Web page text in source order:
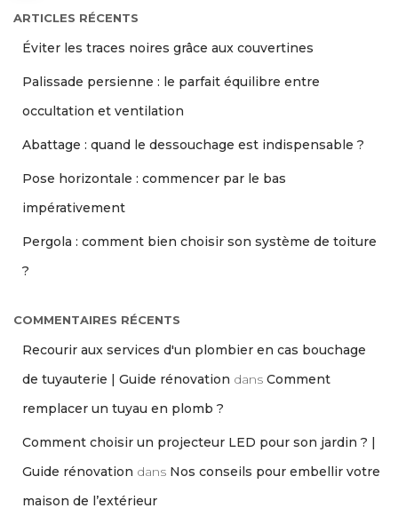
ARTICLES RÉCENTS
Éviter les traces noires grâce aux couvertines
Palissade persienne : le parfait équilibre entre
occultation et ventilation
Abattage : quand le dessouchage est indispensable ?
Pose horizontale : commencer par le bas
impérativement
Pergola : comment bien choisir son système de toiture
?
COMMENTAIRES RÉCENTS
Recourir aux services d'un plombier en cas bouchage
de tuyauterie | Guide rénovation dans Comment
remplacer un tuyau en plomb ?
Comment choisir un projecteur LED pour son jardin ? |
Guide rénovation dans Nos conseils pour embellir votre
maison de l’extérieur